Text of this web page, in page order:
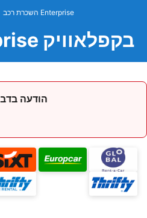
השכרת רכב Enterprise
חברת Enterprise בקפלאוויק
הודעה